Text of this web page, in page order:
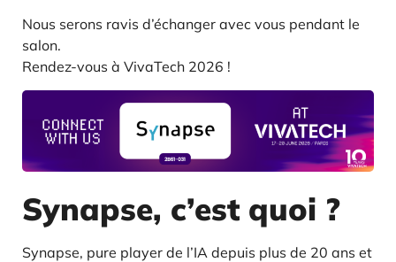
Nous serons ravis d’échanger avec vous pendant le
salon.
Rendez-vous à VivaTech 2026 !
Synapse, c’est quoi ?
Synapse, pure player de l’IA depuis plus de 20 ans et